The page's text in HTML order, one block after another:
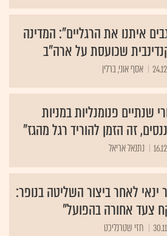
איתנו את הרגליים": המדינה
שכועסת על ארה"ב
אסף אוני, ברלין
שנתיים פנומנליות במניות
זה הזמן להוריד רגל מהגז"
נתנאל אריאל
ינאי לאחר ביצור השליטה בנופר:
צעד אחורה בהפועל"
חזי שטרנליכט